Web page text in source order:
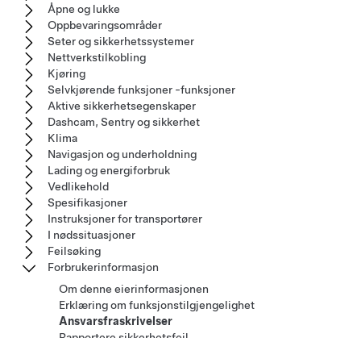
Åpne og lukke
Oppbevaringsområder
Seter og sikkerhetssystemer
Nettverkstilkobling
Kjøring
Selvkjørende funksjoner -funksjoner
Aktive sikkerhetsegenskaper
Dashcam, Sentry og sikkerhet
Klima
Navigasjon og underholdning
Lading og energiforbruk
Vedlikehold
Spesifikasjoner
Instruksjoner for transportører
I nødssituasjoner
Feilsøking
Forbrukerinformasjon
Om denne eierinformasjonen
Erklæring om funksjonstilgjengelighet
Ansvarsfraskrivelser